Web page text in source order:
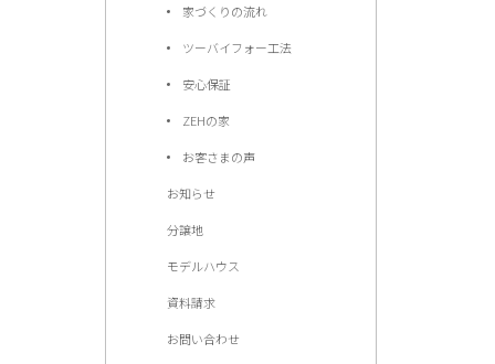
家づくりの流れ
ツーバイフォー工法
安心保証
ZEHの家
お客さまの声
お知らせ
分譲地
モデルハウス
資料請求
お問い合わせ